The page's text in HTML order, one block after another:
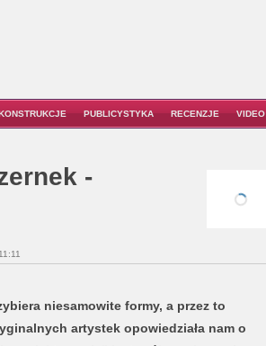
PUBLICYSTYKA RECENZJE VIDEO
-
niesamowite formy, a przez to
artystek opowiedziała nam o